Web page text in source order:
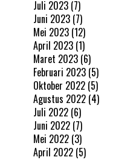
Juli 2023 (7)
Juni 2023 (7)
Mei 2023 (12)
April 2023 (1)
Maret 2023 (6)
Februari 2023 (5)
Oktober 2022 (5)
Agustus 2022 (4)
Juli 2022 (6)
Juni 2022 (7)
Mei 2022 (3)
April 2022 (5)